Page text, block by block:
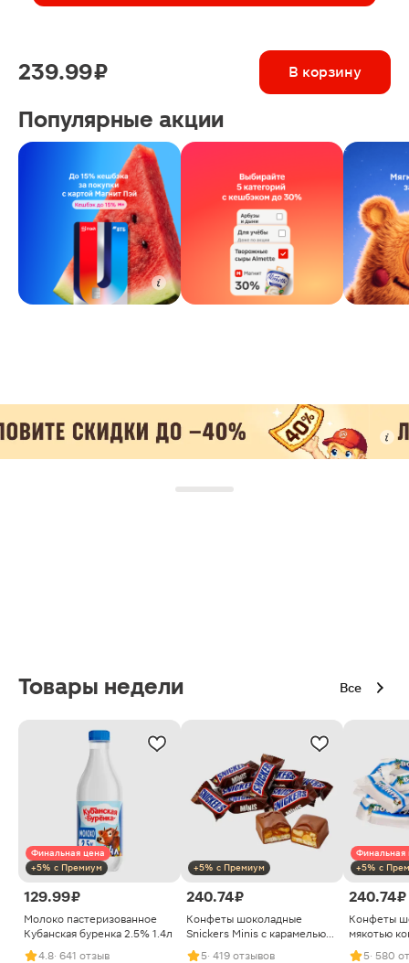
239.99 ₽ В корзину
Популярные акции
Товары недели Все
Финальная цена
+5% с Премиум
129.99 ₽
Молоко пастеризованное
Кубанская буренка 2.5% 1.4л
4.8· 641 отзыв
+5% с Премиум
240.74 ₽
Конфеты шоколадные
Snickers Minis с карамелью
арахисом и нугой
5· 419 отзывов
Финальная
+5% с
240.74 ₽
Конфеты
мякотью
5· 580